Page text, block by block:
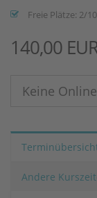
Freie Plätze: 2/10
140,00
Keine
Andere